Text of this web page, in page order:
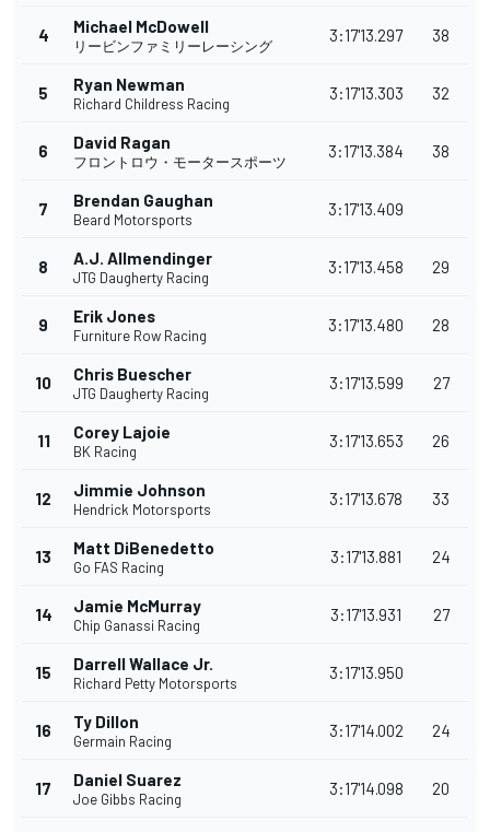
4 Michael McDowell
リービンファミリーレーシング
3:17'13.297 38
5 Ryan Newman
Richard Childress Racing
3:17'13.303 32
6 David Ragan
フロントロウ・モータースポーツ
3:17'13.384 38
7 Brendan Gaughan
Beard Motorsports
3:17'13.409
8 A.J. Allmendinger
JTG Daugherty Racing
3:17'13.458 29
9 Erik Jones
Furniture Row Racing
3:17'13.480 28
10 Chris Buescher
JTG Daugherty Racing
3:17'13.599 27
11 Corey Lajoie
BK Racing
3:17'13.653 26
12 Jimmie Johnson
Hendrick Motorsports
3:17'13.678 33
13 Matt DiBenedetto
Go FAS Racing
3:17'13.881 24
14 Jamie McMurray
Chip Ganassi Racing
3:17'13.931 27
15 Darrell Wallace Jr.
Richard Petty Motorsports
3:17'13.950
16 Ty Dillon
Germain Racing
3:17'14.002 24
17 Daniel Suarez
Joe Gibbs Racing
3:17'14.098 20